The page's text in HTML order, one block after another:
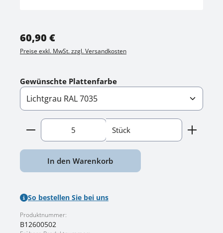
Regulärer Preis:
60,90 €
Preise exkl. MwSt. zzgl. Versandkosten
Gewünschte Plattenfarbeauswählen
Produkt Anzahl: Gib den gewünschten Wert
Stück
In den Warenkorb
So bestellen Sie bei uns
Produktnummer:
B12600502